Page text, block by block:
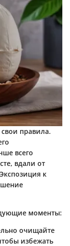
правила.
всего
вдали от
к
моменты:
очищайте
избежать